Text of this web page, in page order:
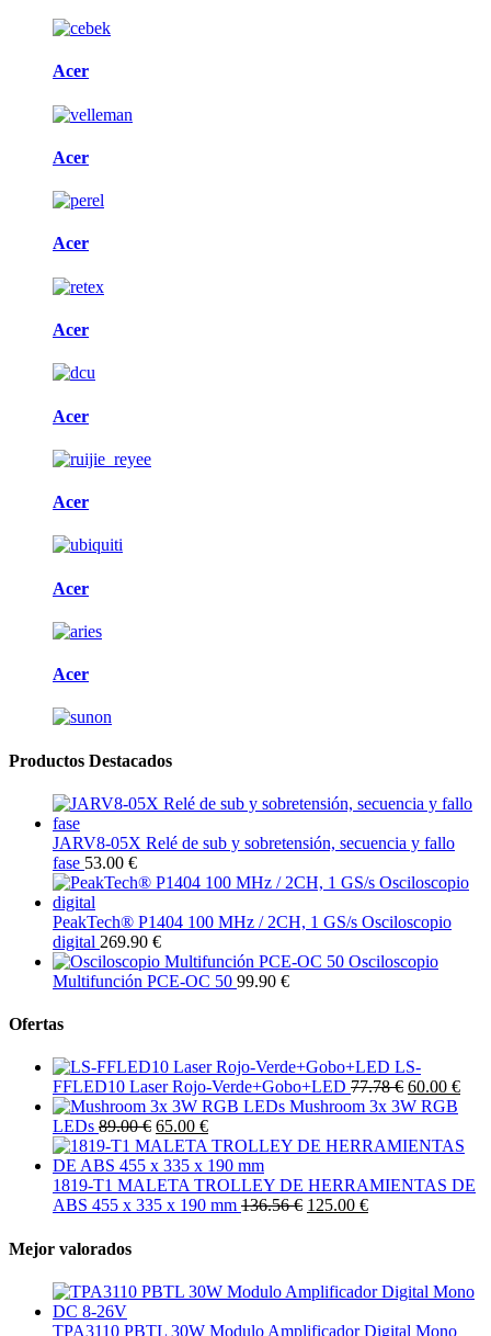
Acer
Acer
Acer
Acer
Acer
Acer
Acer
Acer
Productos Destacados
JARV8-05X Relé de sub y sobretensión, secuencia y fallo
fase 53.00 €
PeakTech® P1404 100 MHz / 2CH, 1 GS/s Osciloscopio
digital 269.90 €
Osciloscopio
Multifunción PCE-OC 50 99.90 €
Ofertas
LS-
FFLED10 Laser Rojo-Verde+Gobo+LED 77.78 € 60.00 €
Mushroom 3x 3W RGB
LEDs 89.00 € 65.00 €
1819-T1 MALETA TROLLEY DE HERRAMIENTAS DE
ABS 455 x 335 x 190 mm 136.56 € 125.00 €
Mejor valorados
TPA3110 PBTL 30W Modulo Amplificador Digital Mono